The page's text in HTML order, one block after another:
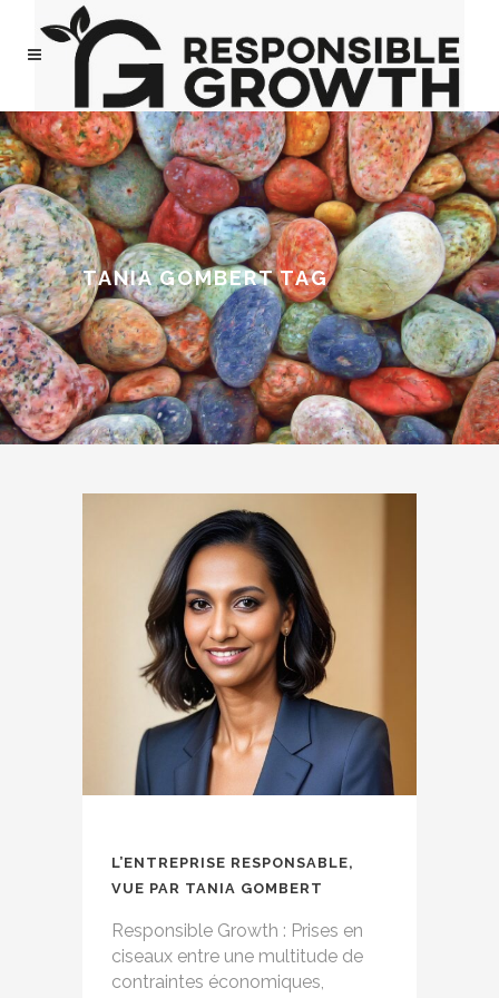
TANIA GOMBERT TAG
L’ENTREPRISE RESPONSABLE,
VUE PAR TANIA GOMBERT
Responsible Growth : Prises en
ciseaux entre une multitude de
contraintes économiques,